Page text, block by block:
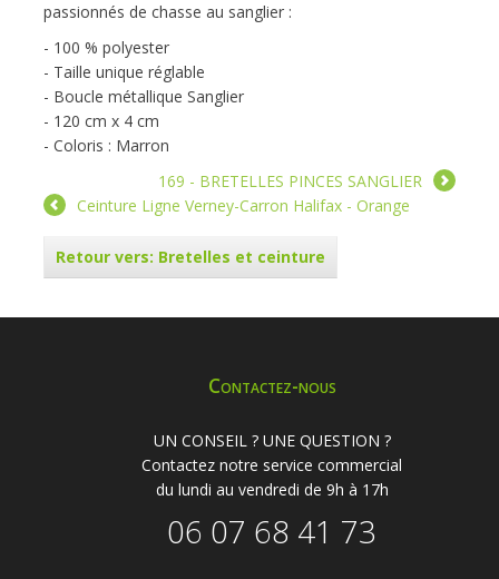
passionnés de chasse au sanglier :
- 100 % polyester
- Taille unique réglable
- Boucle métallique Sanglier
- 120 cm x 4 cm
- Coloris : Marron
169 - BRETELLES PINCES SANGLIER
Ceinture Ligne Verney-Carron Halifax - Orange
Retour vers: Bretelles et ceinture
Contactez-nous
UN CONSEIL ? UNE QUESTION ?
Contactez notre service commercial
du lundi au vendredi de 9h à 17h
06 07 68 41 73